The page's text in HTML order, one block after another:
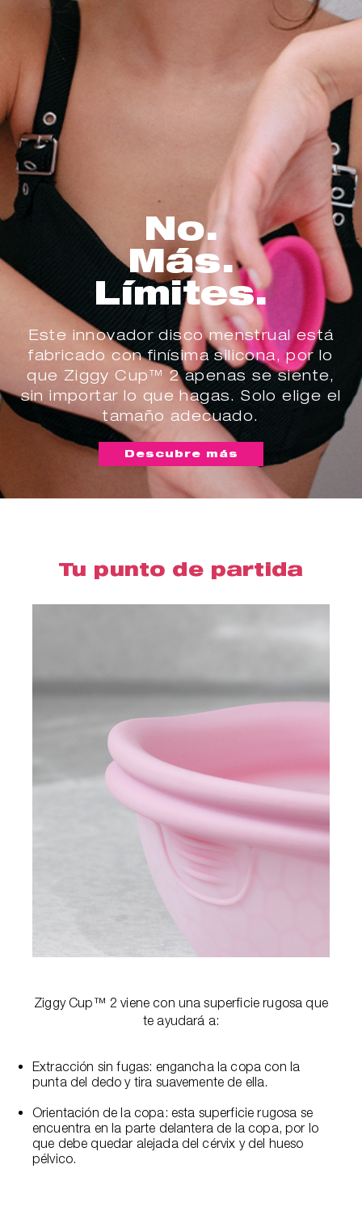
No.
Más.
Límites.
Este innovador disco menstrual está
fabricado con finísima silicona, por lo
que Ziggy Cup™ 2 apenas se siente,
sin importar lo que hagas. Solo elige el
tamaño adecuado.
Descubre más
Tu punto de partida
Ziggy Cup™ 2 viene con una superficie rugosa que
te ayudará a:
Extracción sin fugas: engancha la copa con la
punta del dedo y tira suavemente de ella.
Orientación de la copa: esta superficie rugosa se
encuentra en la parte delantera de la copa, por lo
que debe quedar alejada del cérvix y del hueso
pélvico.